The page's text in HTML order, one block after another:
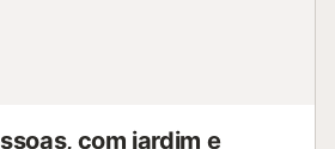
com jardim e